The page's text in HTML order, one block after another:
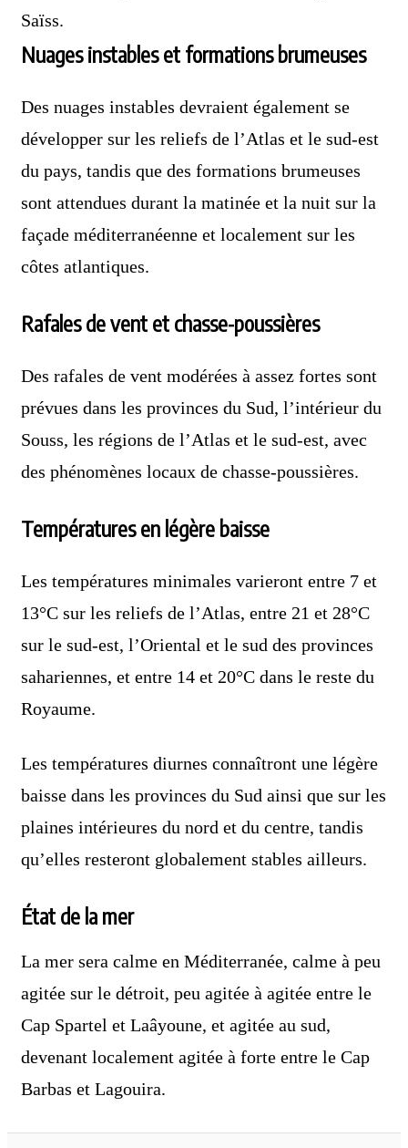
Saïss.
Nuages instables et formations brumeuses
Des nuages instables devraient également se
développer sur les reliefs de l’Atlas et le sud-est
du pays, tandis que des formations brumeuses
sont attendues durant la matinée et la nuit sur la
façade méditerranéenne et localement sur les
côtes atlantiques.
Rafales de vent et chasse-poussières
Des rafales de vent modérées à assez fortes sont
prévues dans les provinces du Sud, l’intérieur du
Souss, les régions de l’Atlas et le sud-est, avec
des phénomènes locaux de chasse-poussières.
Températures en légère baisse
Les températures minimales varieront entre 7 et
13°C sur les reliefs de l’Atlas, entre 21 et 28°C
sur le sud-est, l’Oriental et le sud des provinces
sahariennes, et entre 14 et 20°C dans le reste du
Royaume.
Les températures diurnes connaîtront une légère
baisse dans les provinces du Sud ainsi que sur les
plaines intérieures du nord et du centre, tandis
qu’elles resteront globalement stables ailleurs.
État de la mer
La mer sera calme en Méditerranée, calme à peu
agitée sur le détroit, peu agitée à agitée entre le
Cap Spartel et Laâyoune, et agitée au sud,
devenant localement agitée à forte entre le Cap
Barbas et Lagouira.